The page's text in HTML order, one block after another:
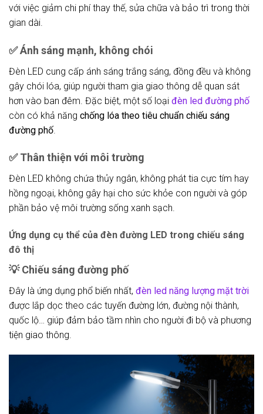
với việc giảm chi phí thay thế, sửa chữa và bảo trì trong thời
gian dài.
✅Ánh sáng mạnh, không chói
Đèn LED cung cấp ánh sáng trắng sáng, đồng đều và không
gây chói lóa, giúp người tham gia giao thông dễ quan sát
hơn vào ban đêm. Đặc biệt, một số loại đèn led đường phố
còn có khả năng chống lóa theo tiêu chuẩn chiếu sáng
đường phố
✅Thân thiện với môi trường
Đèn LED không chứa thủy ngân, không phát tia cực tím hay
hồng ngoại, không gây hại cho sức khỏe con người và góp
phần bảo vệ môi trường sống xanh sạch.
Ứng dụng cụ thể của đèn đường LED trong chiếu sáng
đô thị
💡Chiếu sáng đường phố
Đây là ứng dụng phổ biến nhất, đèn led năng lượng mặt trời
được lắp dọc theo các tuyến đường lớn, đường nội thành,
quốc lộ… giúp đảm bảo tầm nhìn cho người đi bộ và phương
tiện giao thông.